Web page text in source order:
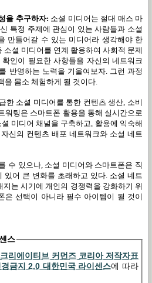
을 추구하자: 소셜 미디어는 절대 매스 마
특정 주제에 관심이 있는 사람들과 소셜
만들어갈 수 있는 미디어라 생각해야 한
소셜 미디어를 연계 활용하여 사회적 문제
인이 필요한 사항들을 자신의 네트워크
반영하는 노력을 기울여보자. 그런 과정
을 몸소 체험하게 될 것이다.
한 소셜 미디어를 통한 컨텐츠 생산, 소비
워팅은 스마트폰 활용을 통해 실시간으로
셜 미디어 채널을 구축하고, 활용에 익숙해
신의 컨텐츠 배포 네트워크와 소셜 네트
수 있으나, 소셜 미디어와 스마트폰은 직
있어 큰 변화를 초래하고 있다. 소셜 네트
는 시기에 개인의 경쟁력을 강화하기 위
은 선택이 아니라 필수 아이템이 될 것이
스
크리에이티브 커먼즈 코리아 저작자표
금지 2.0 대한민국 라이센스에 따라